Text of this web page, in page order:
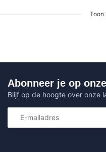
Toon
Abonneer je op
Blijf op de hoogte over onze